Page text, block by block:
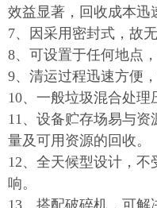
效益显著，回收成本迅
7、因采用密封式，故
8、可设置于任何地点
9、清运过程迅速方便
10、一般垃圾混合处理
11、设备贮存场易与
量及可用资源的回收。
12、全天候型设计，
响。